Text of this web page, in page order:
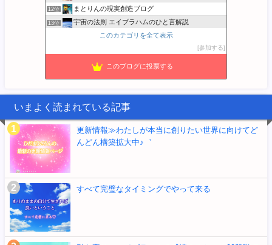
12位 まとりんの現実創造ブログ
13位 宇宙の法則 エイブラハムのひと言解説
ありどころこのカテゴリを全て表示
参加する
このブログに投票する
いまよく読まれている記事
更新情報≫わたしが本当に創りたい世界に向けてど
んどん構築拡大中♪゛
すべて完璧なタイミングでやって来る